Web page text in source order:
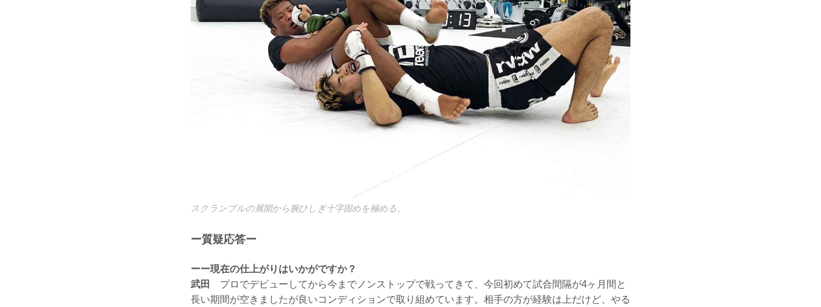
スクランブルの展開から腕ひしぎ十字固めを極める。
ー質疑応答ー
ーー現在の仕上がりはいかがですか？
武田
プロでデビューしてから今までノンストップで戦ってきて、今回初めて試合間隔が4ヶ月間と
長い期間が空きましたが良いコンディションで取り組めています。相手の方が経験は上だけど、やる